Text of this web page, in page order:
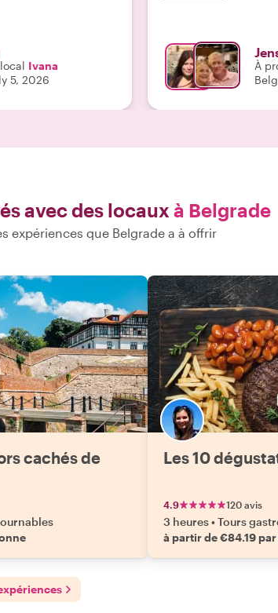
Ivana
5, 2026
À
avec des locaux à Belgrade
expériences que Belgrade a à offrir
cachés de
Les 10
4.9 120 avis
3 heures•Tours
à partir de €84.19